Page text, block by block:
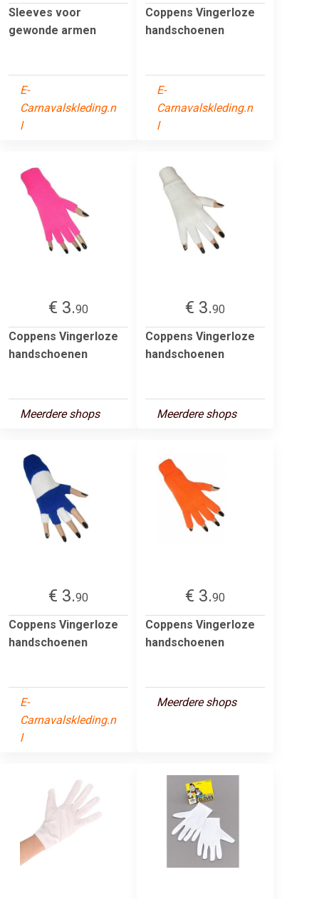
Sleeves voor
gewonde armen
E-
Carnavalskleding.n
l
Coppens Vingerloze
handschoenen
E-
Carnavalskleding.n
l
€ 3.90
Coppens Vingerloze
handschoenen
Meerdere shops
€ 3.90
Coppens Vingerloze
handschoenen
Meerdere shops
€ 3.90
Coppens Vingerloze
handschoenen
E-
Carnavalskleding.n
l
€ 3.90
Coppens Vingerloze
handschoenen
Meerdere shops